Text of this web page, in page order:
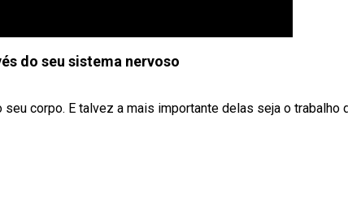
do seu sistema nervoso
corpo. E talvez a mais importante delas seja o trabalho